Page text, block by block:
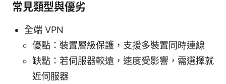
常見類型與優劣
全端 VPN
優點：裝置層級保護，支援多裝置同時連線
缺點：若伺服器較遠，速度受影響，需選擇就
近伺服器